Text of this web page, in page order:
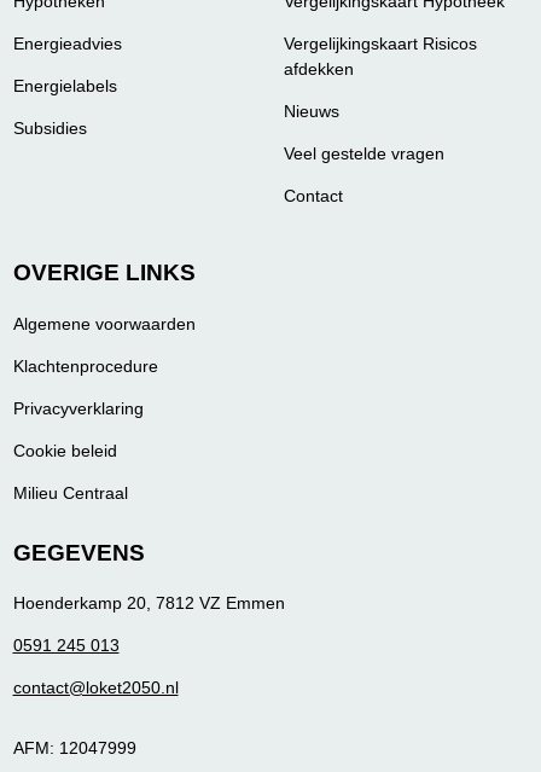
Energieadvies
Energielabels
Subsidies
Vergelijkingskaart Risicos
afdekken
Nieuws
Veel gestelde vragen
Contact
OVERIGE LINKS
Algemene voorwaarden
Klachtenprocedure
Privacyverklaring
Cookie beleid
Milieu Centraal
GEGEVENS
Hoenderkamp 20, 7812 VZ Emmen
0591 245 013
contact@loket2050.nl
AFM: 12047999